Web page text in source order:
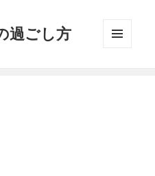
過ごし方